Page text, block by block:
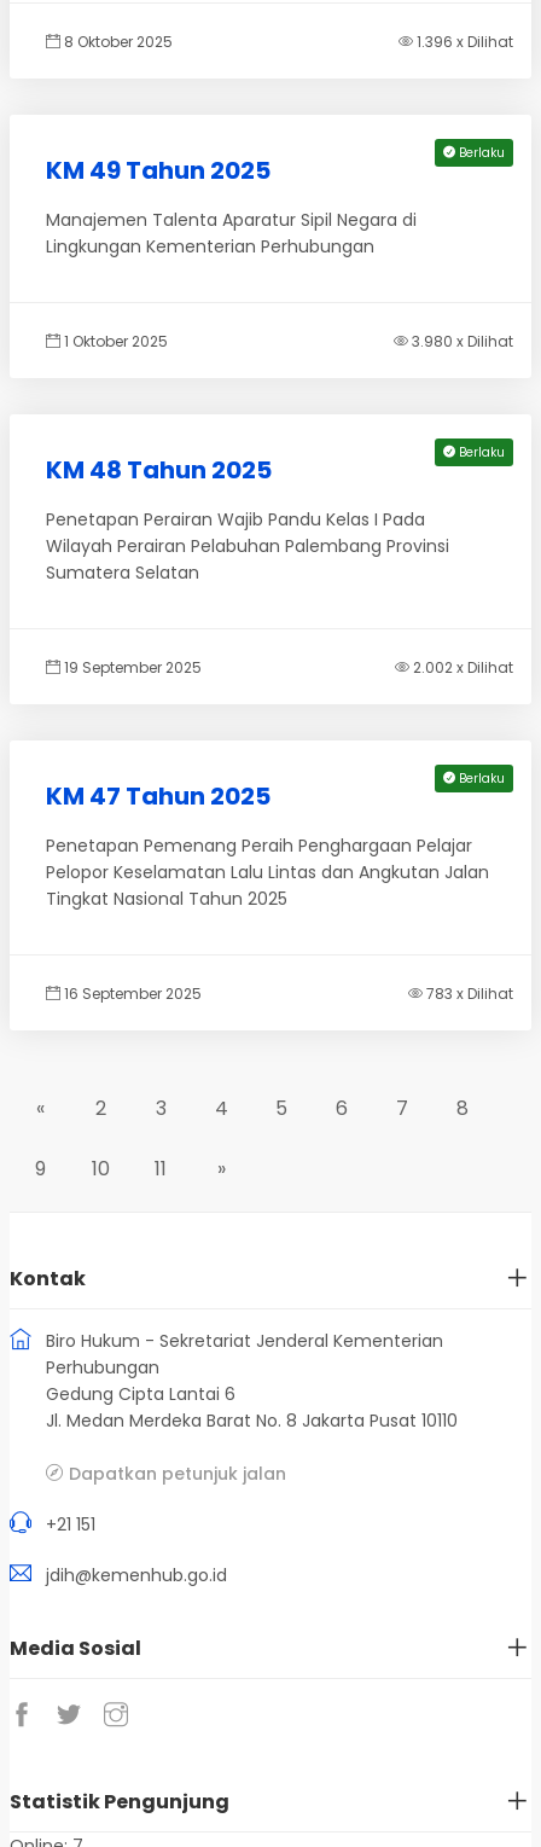
8 Oktober 2025 1.396 x Dilihat
Berlaku
KM 49 Tahun 2025
Manajemen Talenta Aparatur Sipil Negara di
Lingkungan Kementerian Perhubungan
1 Oktober 2025 3.980 x Dilihat
Berlaku
KM 48 Tahun 2025
Penetapan Perairan Wajib Pandu Kelas I Pada
Wilayah Perairan Pelabuhan Palembang Provinsi
Sumatera Selatan
19 September 2025 2.002 x Dilihat
Berlaku
KM 47 Tahun 2025
Penetapan Pemenang Peraih Penghargaan Pelajar
Pelopor Keselamatan Lalu Lintas dan Angkutan Jalan
Tingkat Nasional Tahun 2025
16 September 2025 783 x Dilihat
« 2 3 4 5 6 7 8
9 10 11 »
Kontak
Biro Hukum - Sekretariat Jenderal Kementerian
Perhubungan
Gedung Cipta Lantai 6
Jl. Medan Merdeka Barat No. 8 Jakarta Pusat 10110
Dapatkan petunjuk jalan
+21 151
jdih@kemenhub.go.id
Media Sosial
Statistik Pengunjung